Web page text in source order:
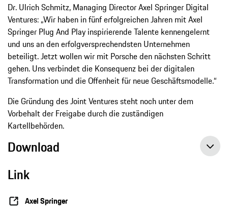
Dr. Ulrich Schmitz, Managing Director Axel Springer Digital
Ventures: „Wir haben in fünf erfolgreichen Jahren mit Axel
Springer Plug And Play inspirierende Talente kennengelernt
und uns an den erfolgversprechendsten Unternehmen
beteiligt. Jetzt wollen wir mit Porsche den nächsten Schritt
gehen. Uns verbindet die Konsequenz bei der digitalen
Transformation und die Offenheit für neue Geschäftsmodelle.“
Die Gründung des Joint Ventures steht noch unter dem
Vorbehalt der Freigabe durch die zuständigen
Kartellbehörden.
Download
Link
Axel Springer